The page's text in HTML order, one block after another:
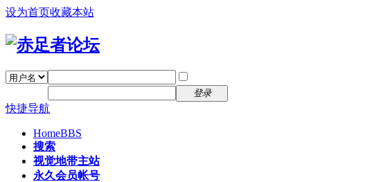
设为首页收藏本站
登录
快捷导航
HomeBBS
搜索
视觉地带主站
永久会员帐号